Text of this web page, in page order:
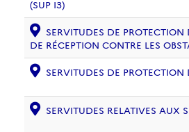
(SUP I3)
SERVITUDES DE PROTECTION
DE RÉCEPTION CONTRE LES
SERVITUDES DE
SERVITUDES RELATIVES AUX